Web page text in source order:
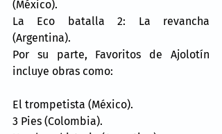
(México).
La Eco batalla 2: La revancha
(Argentina).
Por su parte, Favoritos de Ajolotín
incluye obras como:
El trompetista (México).
3 Pies (Colombia).